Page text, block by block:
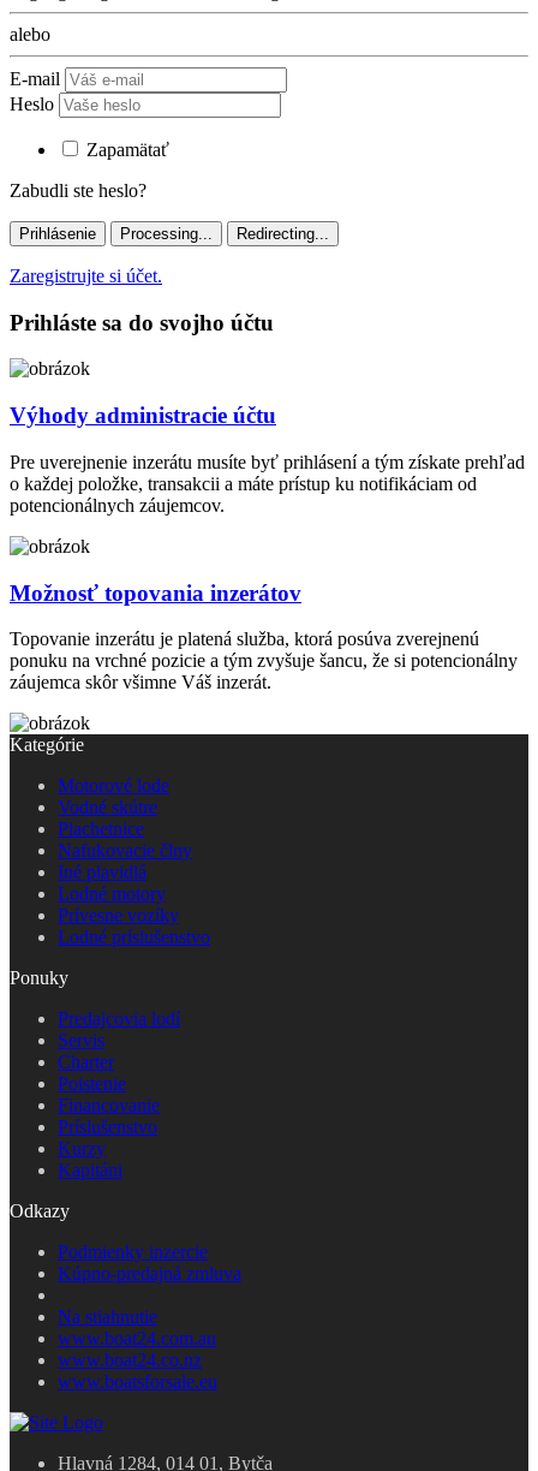
alebo
E-mail
Heslo
Zapamätať
Zabudli ste heslo?
Prihlásenie Processing... Redirecting...
Zaregistrujte si účet.
Prihláste sa do svojho účtu
Výhody administracie účtu
Pre uverejnenie inzerátu musíte byť prihlásení a tým získate prehľad
o každej položke, transakcii a máte prístup ku notifikáciam od
potencionálnych záujemcov.
Možnosť topovania inzerátov
Topovanie inzerátu je platená služba, ktorá posúva zverejnenú
ponuku na vrchné pozicie a tým zvyšuje šancu, že si potencionálny
záujemca skôr všimne Váš inzerát.
Kategórie
Motorové lode
Vodné skútre
Plachetnice
Nafukovacie člny
Iné plavidlá
Lodné motory
Prívesne vozíky
Lodné príslušenstvo
Ponuky
Predajcovia lodí
Servis
Charter
Poistenie
Financovanie
Príslušenstvo
Kurzy
Kapitáni
Odkazy
Podmienky inzercie
Kúpno-predajná zmluva
Na stiahnutie
www.boat24.com.au
www.boat24.co.nz
www.boatsforsale.eu
Hlavná 1284, 014 01, Bytča